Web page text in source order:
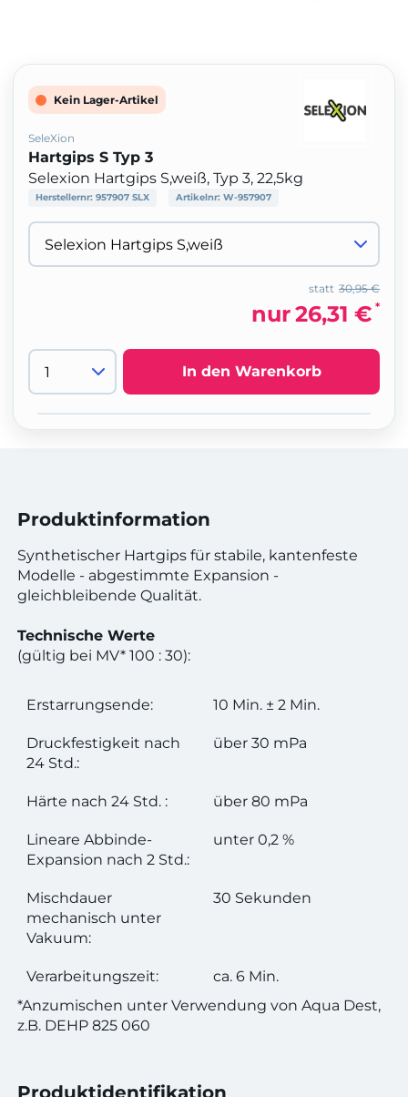
Kein Lager-Artikel
SeleXion
Hartgips S Typ 3
Selexion Hartgips S,weiß, Typ 3, 22,5kg
Herstellernr: 957907 SLX Artikelnr: W-957907
30,95 €
statt
nur26,31 € *
In den Warenkorb
Produktinformation
Synthetischer Hartgips für stabile, kantenfeste
Modelle - abgestimmte Expansion -
gleichbleibende Qualität.
Technische Werte
(gültig bei MV* 100 : 30):
Erstarrungsende: 10 Min. ± 2 Min.
Druckfestigkeit nach
24 Std.:
über 30 mPa
Härte nach 24 Std. : über 80 mPa
Lineare Abbinde-
Expansion nach 2 Std.:
unter 0,2 %
Mischdauer
mechanisch unter
Vakuum:
30 Sekunden
Verarbeitungszeit:
ca. 6 Min.
*Anzumischen unter Verwendung von Aqua Dest,
z.B. DEHP 825 060
Produktidentifikation